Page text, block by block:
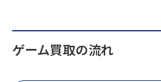
ゲーム買取の流れ